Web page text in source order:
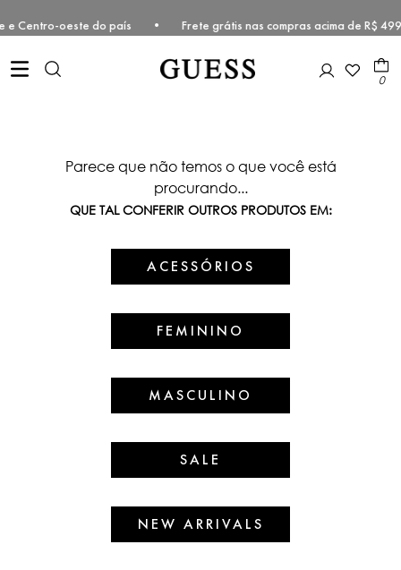
e Centro-oeste do país • Frete grátis nas compras acima
0
Parece que não temos o que você está
procurando...
QUE TAL CONFERIR OUTROS PRODUTOS EM:
ACESSÓRIOS
FEMININO
MASCULINO
SALE
NEW ARRIVALS